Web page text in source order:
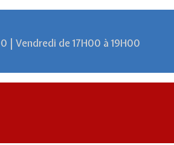
| Vendredi de 17H00 à 19H00